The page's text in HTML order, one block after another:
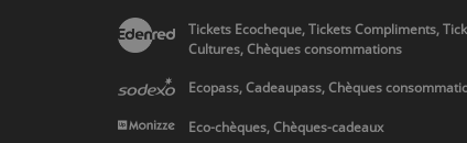
Tickets Ecocheque, Tickets Compliments,
Cultures, Chèques consommations
Ecopass, Cadeaupass, Chèques
Eco-chèques, Chèques-cadeaux